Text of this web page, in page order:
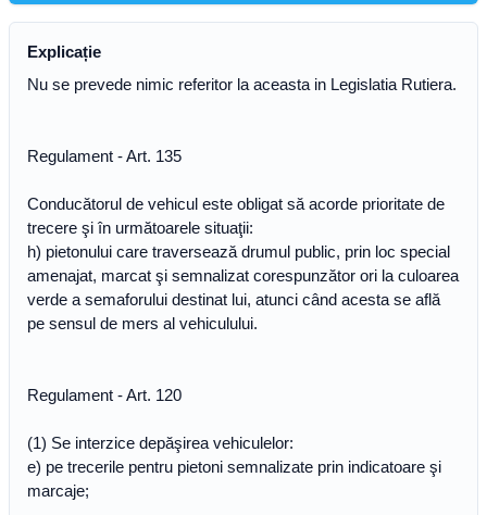
Explicație
Nu se prevede nimic referitor la aceasta in Legislatia Rutiera.
Regulament - Art. 135
Conducătorul de vehicul este obligat să acorde prioritate de
trecere şi în următoarele situaţii:
h) pietonului care traversează drumul public, prin loc special
amenajat, marcat şi semnalizat corespunzător ori la culoarea
verde a semaforului destinat lui, atunci când acesta se află
pe sensul de mers al vehiculului.
Regulament - Art. 120
(1) Se interzice depăşirea vehiculelor:
e) pe trecerile pentru pietoni semnalizate prin indicatoare şi
marcaje;